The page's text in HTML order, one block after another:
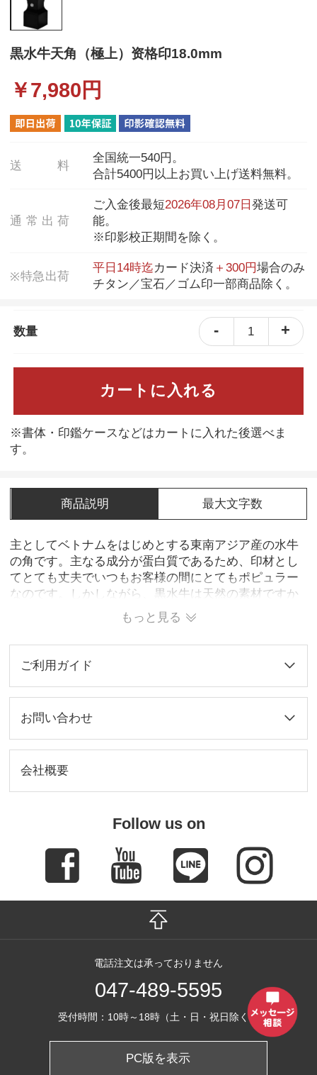
黒水牛天角（極上）资格印18.0mm
￥7,980 円
送 料
全国統一540円。
合計5400円以上お買い上げ送料無料。
通 常 出 荷
ご入金後最短2026年08月07日発送可
能。
※印影校正期間を除く。
※特急出荷
平日14時迄カード決済 ＋300円場合のみ
チタン／宝石／ゴム印一部商品除く。
数量 - 1 +
カートに入れる
※書体・印鑑ケースなどはカートに入れた後選べま
す。
商品説明 最大文字数
主としてベトナムをはじめとする東南アジア産の水牛
の角です。主なる成分が蛋白質であるため、印材とし
てとても丈夫でいつもお客様の間にとてもポピュラー
なのです。しかしながら、黒水牛は天然の素材ですか
ら、周りの環境にとても敏感です。なので、その保存
方法に注意しなければなりません。 弊店の使っている
黒水牛は全部きめが細かく欠けにくい中心部から取っ
た「芯持ち」と呼ばれる材料であります。品質も高
く、価格もお手頃なので大おすすめです。 硬さと弾力
にとても適しています。
もっと見る
ご利用ガイド
お問い合わせ
会社概要
Follow us on
電話注文は承っておりません
047-489-5595
受付時間：10時～18時（土・日・祝日除く）
PC版を表示